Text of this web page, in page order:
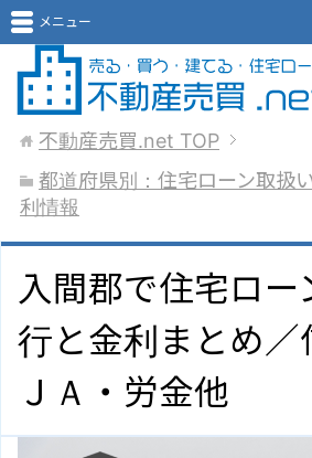
メニュー
不動産売買.net TOP
都道府県別：住宅ローン取扱
利情報
入間郡で住宅ロー
行と金利まとめ／
ＪＡ・労金他